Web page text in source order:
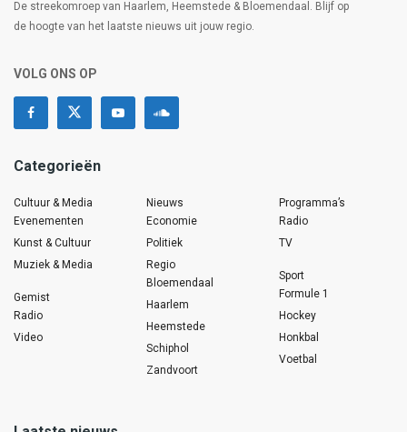
De streekomroep van Haarlem, Heemstede & Bloemendaal. Blijf op
de hoogte van het laatste nieuws uit jouw regio.
VOLG ONS OP
Categorieën
Cultuur & Media
Evenementen
Kunst & Cultuur
Muziek & Media
Gemist
Radio
Video
Nieuws
Economie
Politiek
Regio
Bloemendaal
Haarlem
Heemstede
Schiphol
Zandvoort
Programma’s
Radio
TV
Sport
Formule 1
Hockey
Honkbal
Voetbal